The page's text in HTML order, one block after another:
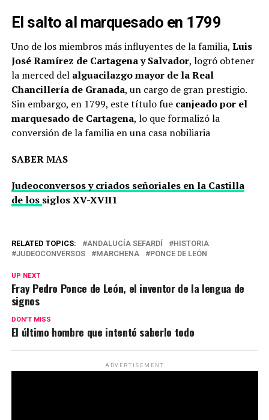
El salto al marquesado en 1799
Uno de los miembros más influyentes de la familia, Luis
José Ramírez de Cartagena y Salvador, logró obtener
la merced del alguacilazgo mayor de la Real
Chancillería de Granada, un cargo de gran prestigio.
Sin embargo, en 1799, este título fue canjeado por el
marquesado de Cartagena, lo que formalizó la
conversión de la familia en una casa nobiliaria​
SABER MAS
Judeoconversos y criados señoriales en la Castilla
de los siglos XV-XVII1
RELATED TOPICS: ANDALUCÍA SEFARDÍ
HISTORIA
JUDEOCONVERSOS
MARCHENA PONCE DE LEÓN
UP NEXT
Fray Pedro Ponce de León, el inventor de la lengua de
signos
DON'T MISS
El último hombre que intentó saberlo todo
ADVERTISEMENT